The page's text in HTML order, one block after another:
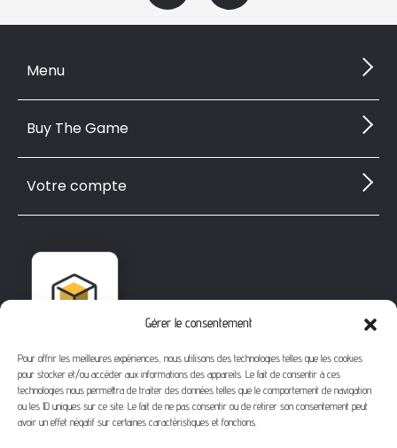
Gérer le consentement
Pour offrir les meilleures expériences, nous utilisons des technologies telles que les cookies
pour stocker et/ou accéder aux informations des appareils. Le fait de consentir à ces
technologies nous permettra de traiter des données telles que le comportement de navigation
ou les ID uniques sur ce site. Le fait de ne pas consentir ou de retirer son consentement peut
avoir un effet négatif sur certaines caractéristiques et fonctions.
1112 Bd Fernand Darchicourt
Menu
Buy The Game
Votre compte